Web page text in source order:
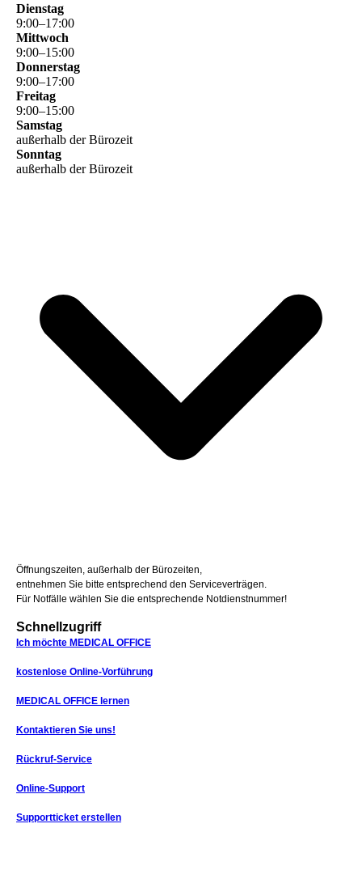
Dienstag
9:00–17:00
Mittwoch
9:00–15:00
Donnerstag
9:00–17:00
Freitag
9:00–15:00
Samstag
außerhalb der Bürozeit
Sonntag
außerhalb der Bürozeit
Öffnungszeiten, außerhalb der Bürozeiten,
entnehmen Sie bitte entsprechend den Serviceverträgen.
Für Notfälle wählen Sie die entsprechende Notdienstnummer!
Schnellzugriff
Ich möchte MEDICAL OFFICE
kostenlose Online-Vorführung
MEDICAL OFFICE lernen
Kontaktieren Sie uns!
Rückruf-Service
Online-Support
Supportticket erstellen